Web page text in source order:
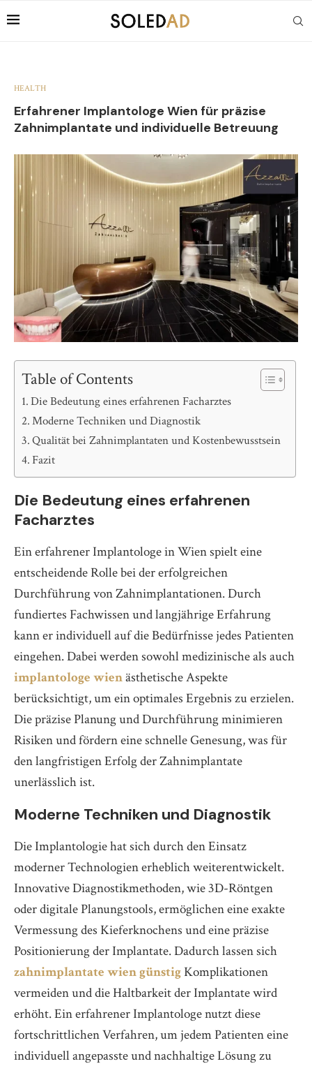
HEALTH
Erfahrener Implantologe Wien für präzise
Zahnimplantate und individuelle Betreuung
Table of Contents
Die Bedeutung eines erfahrenen Facharztes
Moderne Techniken und Diagnostik
Qualität bei Zahnimplantaten und Kostenbewusstsein
Fazit
Die Bedeutung eines erfahrenen
Facharztes
Ein erfahrener Implantologe in Wien spielt eine
entscheidende Rolle bei der erfolgreichen
Durchführung von Zahnimplantationen. Durch
fundiertes Fachwissen und langjährige Erfahrung
kann er individuell auf die Bedürfnisse jedes Patienten
eingehen. Dabei werden sowohl medizinische als auch
implantologe wienästhetische Aspekte
berücksichtigt, um ein optimales Ergebnis zu erzielen.
Die präzise Planung und Durchführung minimieren
Risiken und fördern eine schnelle Genesung, was für
den langfristigen Erfolg der Zahnimplantate
unerlässlich ist.
Moderne Techniken und Diagnostik
Die Implantologie hat sich durch den Einsatz
moderner Technologien erheblich weiterentwickelt.
Innovative Diagnostikmethoden, wie 3D-Röntgen
oder digitale Planungstools, ermöglichen eine exakte
Vermessung des Kieferknochens und eine präzise
Positionierung der Implantate. Dadurch lassen sich
zahnimplantate wien günstig Komplikationen
vermeiden und die Haltbarkeit der Implantate wird
erhöht. Ein erfahrener Implantologe nutzt diese
fortschrittlichen Verfahren, um jedem Patienten eine
individuell angepasste und nachhaltige Lösung zu